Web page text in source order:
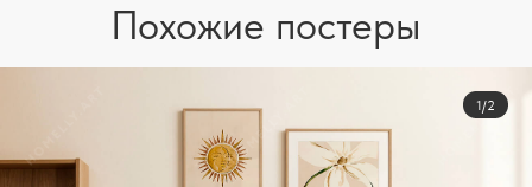
Похожие постеры
1/2